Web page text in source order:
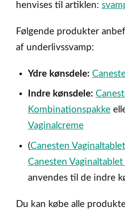
henvises til artiklen:
Følgende produkter
af underlivssvamp:
Ydre kønsdele:
Indre kønsdele:
Kombinationspakke
Vaginalcreme
(Canesten
Canesten
anvendes til de indre
Du kan købe alle